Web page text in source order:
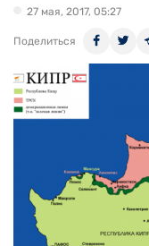
27 мая, 2017, 05:27
Поделиться